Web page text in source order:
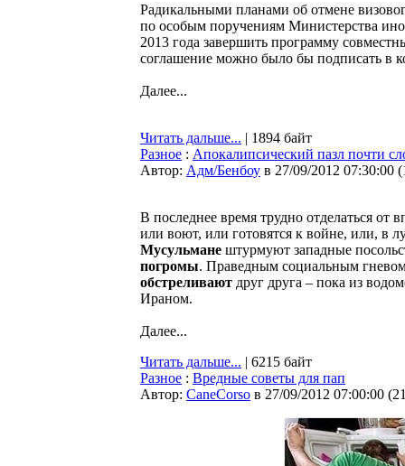
Радикальными планами об отмене
по особым поручениям Министерства
2013 года завершить программу
соглашение можно было бы подписать в
Далее...
Читать дальше... | 1894 байт
Разное : Апокалипсический пазл почти
Автор: Адм/Бенбоу в 27/09/2012 07:30:00 (
В последнее время трудно отделаться от
или воют, или готовятся к войне, или, в
Мусульмане штурмуют западные
погромы. Праведным социальным
обстреливают друг друга – пока из
Ираном.
Далее...
Читать дальше... | 6215 байт
Разное : Вредные советы для пап
Автор: CaneCorso в 27/09/2012 07:00:00 (